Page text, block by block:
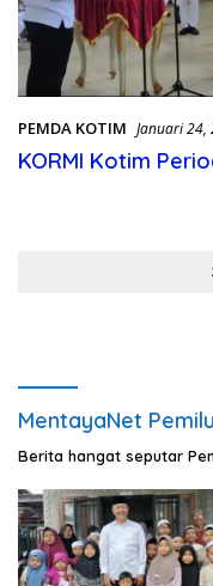
PEMDA KOTIM Januari 24,
KORMI Kotim
MentayaNet Pemilu
Berita hangat seputar